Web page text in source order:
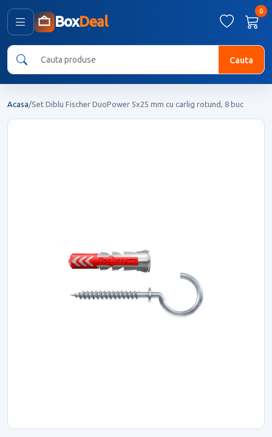
BoxDeal
0
Cauta
Acasa/Set Diblu Fischer DuoPower 5x25 mm cu carlig rotund, 8 buc